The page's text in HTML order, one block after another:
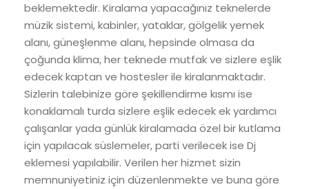
beklemektedir. Kiralama yapacağınız teknelerde
müzik sistemi, kabinler, yataklar, gölgelik yemek
alanı, güneşlenme alanı, hepsinde olmasa da
çoğunda klima, her teknede mutfak ve sizlere eşlik
edecek kaptan ve hostesler ile kiralanmaktadır.
Sizlerin talebinize göre şekillendirme kısmı ise
konaklamalı turda sizlere eşlik edecek ek yardımcı
çalışanlar yada günlük kiralamada özel bir kutlama
için yapılacak süslemeler, parti verilecek ise Dj
eklemesi yapılabilir. Verilen her hizmet sizin
memnuniyetiniz için düzenlenmekte ve buna göre